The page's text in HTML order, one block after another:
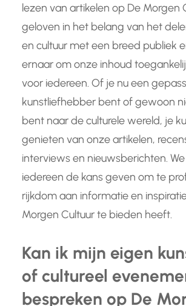
lezen van artikelen op De Morgen
geloven in het belang van het
en cultuur met een breed publiek
ernaar om onze inhoud
voor iedereen. Of je nu een
kunstliefhebber bent of gewoon
bent naar de culturele wereld, je
genieten van onze artikelen,
interviews en nieuwsberichten.
iedereen de kans geven om te
rijkdom aan informatie en
Morgen Cultuur te bieden heeft.
Kan ik mijn eigen
of cultureel
bespreken op De